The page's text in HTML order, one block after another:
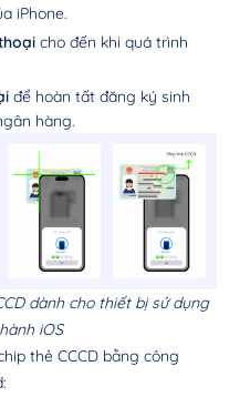
iPhone.
cho đến khi quá trình
để hoàn tất đăng ký sinh
hàng.
dành cho thiết bị sử dụng
iOS
thẻ CCCD bằng công